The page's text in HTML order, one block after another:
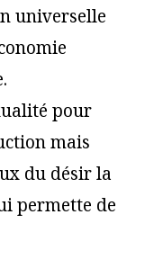
universelle
pour
mais
du désir la
permette de